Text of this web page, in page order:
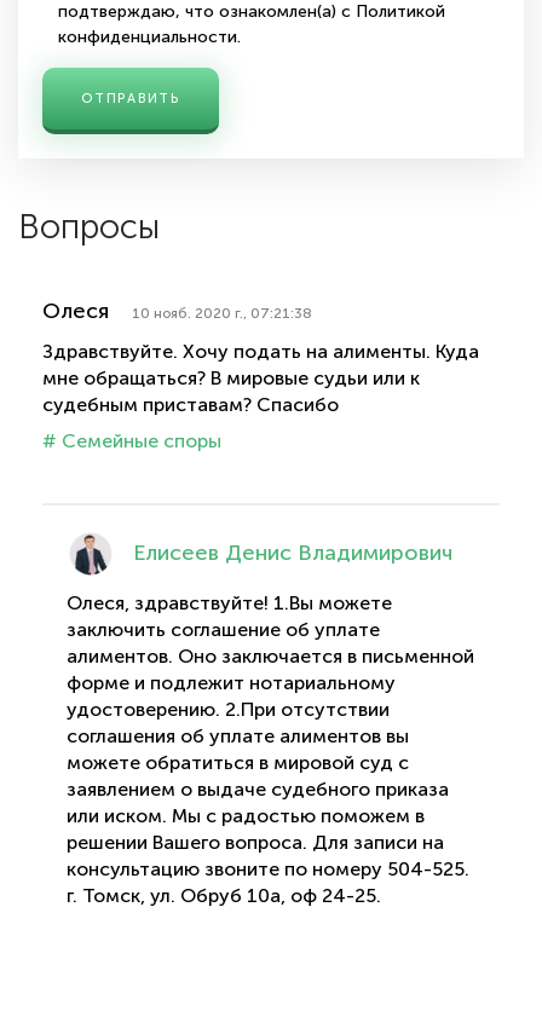
подтверждаю, что ознакомлен(а) с Политикой
конфиденциальности.
ОТПРАВИТЬ
Вопросы
Олеся 10 нояб. 2020 г., 07:21:38
Здравствуйте. Хочу подать на алименты. Куда
мне обращаться? В мировые судьи или к
судебным приставам? Спасибо
# Семейные споры
Елисеев Денис Владимирович
Олеся, здравствуйте! 1.Вы можете
заключить соглашение об уплате
алиментов. Оно заключается в письменной
форме и подлежит нотариальному
удостоверению. 2.При отсутствии
соглашения об уплате алиментов вы
можете обратиться в мировой суд с
заявлением о выдаче судебного приказа
или иском. Мы с радостью поможем в
решении Вашего вопроса. Для записи на
консультацию звоните по номеру 504-525.
г. Томск, ул. Обруб 10а, оф 24-25.